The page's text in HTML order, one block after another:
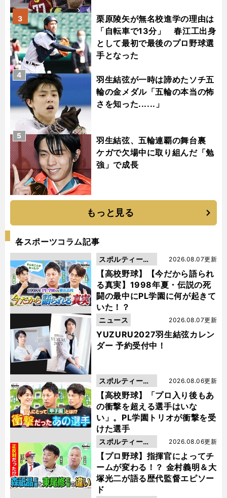
栗原陵矢が無名校進学の理由は
「自転車で13分」 春江工出身
として最初で最後のプロ野球選
手となった
3
羽生結弦が一時は諦めたソチ五
輪の金メダル「五輪の本当の怖
さを知った......」
4
羽生結弦、五輪連覇の舞台裏
ケガで欠場中に取り組んだ「勉
強」で成長
5
もっと見る
各スポーツコラム記事
【高校野球】【今だから語られ
る真実】1998年夏・伝説の死
闘の最中にPL学園に何が起きて
いた！？
2026.08.07更新
スポルティーバ
動画
YUZURU2027羽生結弦カレン
ダー 予約受付中！
2026.08.07更新
ニュース
【高校野球】「プロ入り後もあ
の衝撃を超える選手はいな
い」。PL学園トリオが衝撃を受
けた選手
2026.08.06更新
スポルティーバ
動画
【プロ野球】指揮官によってチ
ームが変わる！？ 金村義明＆大
塚光二が語る歴代監督エピソー
ド
2026.08.06更新
スポルティーバ
動画